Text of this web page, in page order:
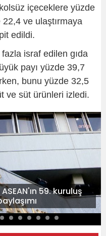
içeceklere yüzde
ve ulaştırmaya
edildi.
israf edilen gıda
payı yüzde 39,7
bunu yüzde 32,5
ve süt ürünleri izledi.
59. kuruluş